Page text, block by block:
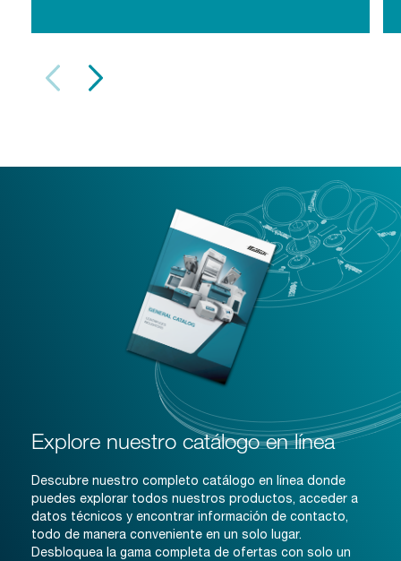
Explore nuestro catálogo en línea
Descubre nuestro completo catálogo en línea donde
puedes explorar todos nuestros productos, acceder a
datos técnicos y encontrar información de contacto,
todo de manera conveniente en un solo lugar.
Desbloquea la gama completa de ofertas con solo un